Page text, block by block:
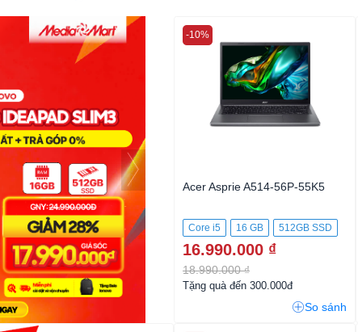
Acer Asprie A514-56P-55K5
Core i5 16 GB 512GB SSD
16.990.000 ₫
18.990.000 ₫
-10%
Tặng quà đến 300.000đ
So sánh